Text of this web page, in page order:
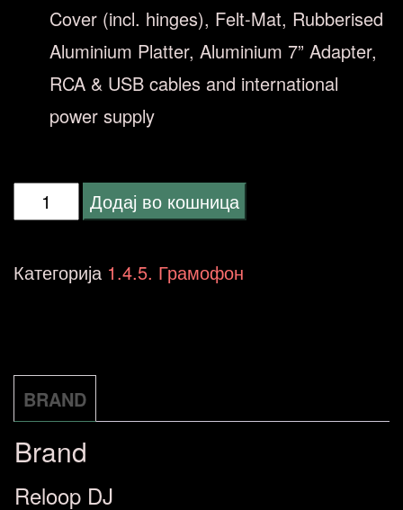
Cover (incl. hinges), Felt-Mat, Rubberised
Aluminium Platter, Aluminium 7” Adapter,
RCA & USB cables and international
power supply
Reloop
3
Додај во кошница
Категорија 1.4.5. Грамофон
BRAND
Brand
Reloop DJ